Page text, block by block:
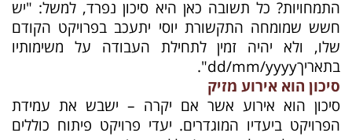
התמחויות? כל תשובה כאן היא סיכון נפרד, למשל: "יש
חשש שמומחה התקשורת יוסי יתעכב בפרויקט הקודם
שלו, ולא יהיה זמין לתחילת העבודה על משימותיו
בתאריךdd/mm/yyyy
".
סיכון הוא אירוע מזיק
סיכון הוא אירוע אשר אם יקרה – ישבש את עמידת
הפרויקט ביעדיו המוגדרים. יעדי פרויקט פיתוח כוללים